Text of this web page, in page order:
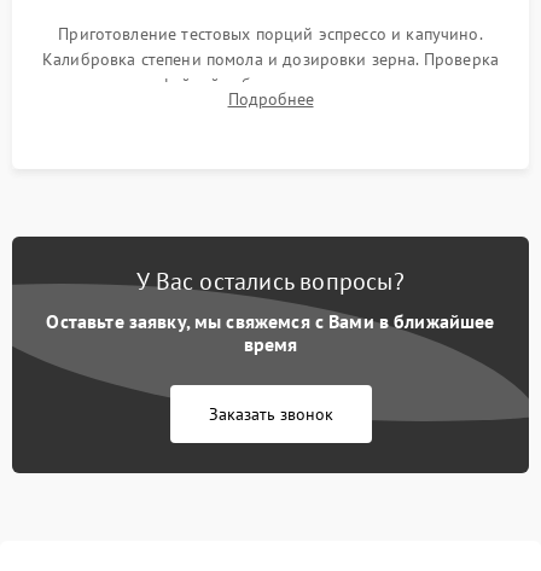
Приготовление тестовых порций эспрессо и капучино.
Калибровка степени помола и дозировки зерна. Проверка
плотности кофейной таблетки, температуры напитка и
качества молочной пены. Контроль отсутствия посторонних
Подробнее
У Вас остались вопросы?
Оставьте заявку, мы свяжемся с Вами в ближайшее
время
Заказать звонок